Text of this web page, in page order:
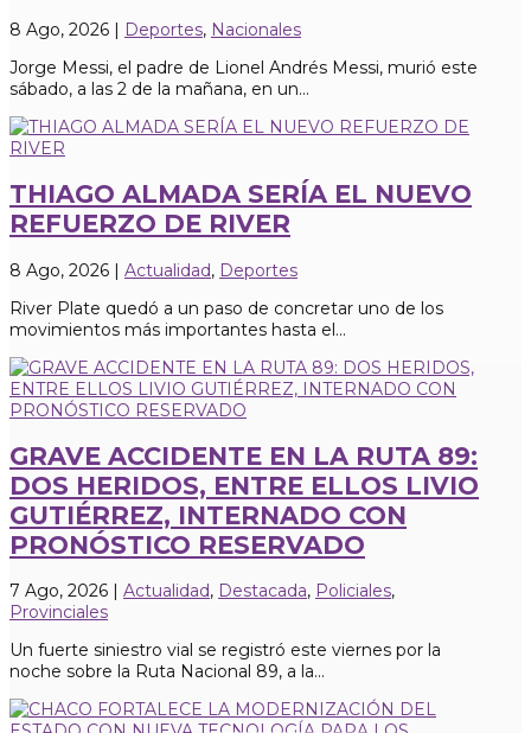
8 Ago, 2026 | Deportes, Nacionales
Jorge Messi, el padre de Lionel Andrés Messi, murió este
sábado, a las 2 de la mañana, en un...
THIAGO ALMADA SERÍA EL NUEVO
REFUERZO DE RIVER
8 Ago, 2026 | Actualidad, Deportes
River Plate quedó a un paso de concretar uno de los
movimientos más importantes hasta el...
GRAVE ACCIDENTE EN LA RUTA 89:
DOS HERIDOS, ENTRE ELLOS LIVIO
GUTIÉRREZ, INTERNADO CON
PRONÓSTICO RESERVADO
7 Ago, 2026 Actualidad, Destacada, Policiales,
Provinciales
Un fuerte siniestro vial se registró este viernes por la
noche sobre la Ruta Nacional 89, a la...